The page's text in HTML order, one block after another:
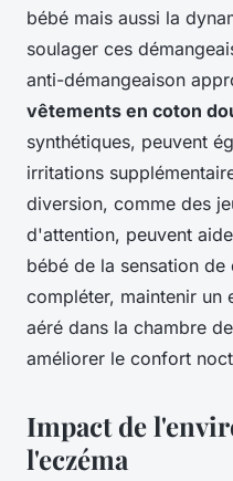
bébé mais aussi la
soulager ces
anti-démangeaison
vêtements en coton
synthétiques, peuvent
irritations
diversion, comme des
d'attention, peuvent
bébé de la sensation de
compléter, maintenir un
aéré dans la chambre
améliorer le confort
Impact de
l'eczéma